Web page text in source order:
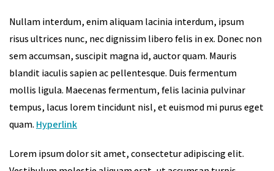
Nullam interdum, enim aliquam lacinia interdum, ipsum
risus ultrices nunc, nec dignissim libero felis in ex. Donec non
sem accumsan, suscipit magna id, auctor quam. Mauris
blandit iaculis sapien ac pellentesque. Duis fermentum
mollis ligula. Maecenas fermentum, felis lacinia pulvinar
tempus, lacus lorem tincidunt nisl, et euismod mi purus eget
quam. Hyperlink
Lorem ipsum dolor sit amet, consectetur adipiscing elit.